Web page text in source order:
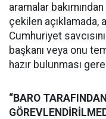
aramalar
çekilen açıklamada,
Cumhuriyet
başkanı veya onu
hazır bulunması
“BARO